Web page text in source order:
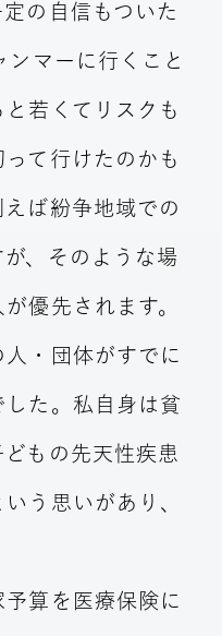
の自信もついた
ンマーに行くこと
若くてリスクも
て行けたのかも
ば紛争地域での
、そのような場
優先されます。
・団体がすでに
した。私自身は貧
もの先天性疾患
う思いがあり、
算を医療保険に